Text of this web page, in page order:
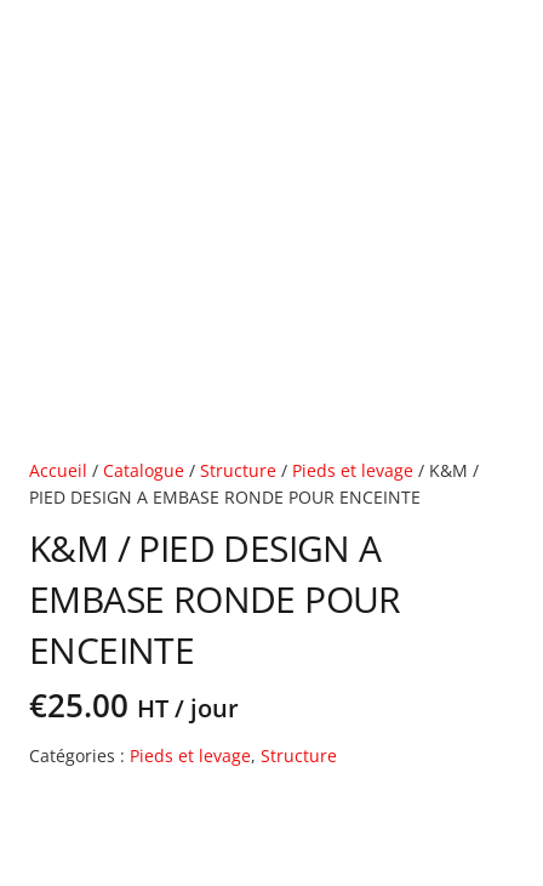
Accueil / Catalogue / Structure / Pieds et levage / K&M /
PIED DESIGN A EMBASE RONDE POUR ENCEINTE
K&M / PIED DESIGN A
EMBASE RONDE POUR
ENCEINTE
€25.00 HT / jour
Catégories : Pieds et levage, Structure